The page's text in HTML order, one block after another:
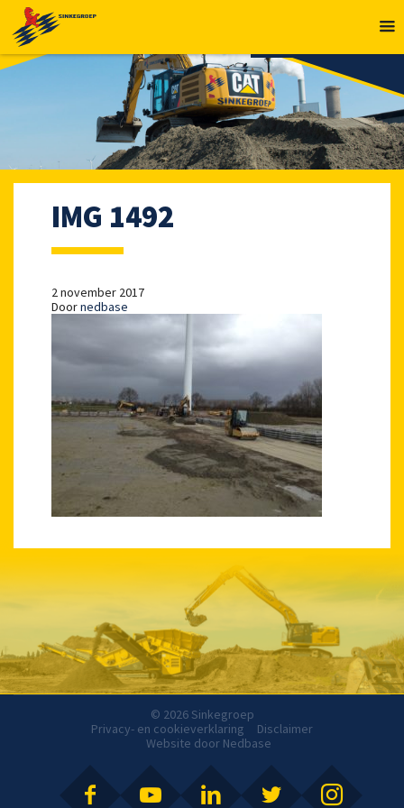
IMG 1492
2 november 2017
Doornedbase
© 2026 Sinkegroep
Privacy- en cookieverklaring
Disclaimer
Website door Nedbase